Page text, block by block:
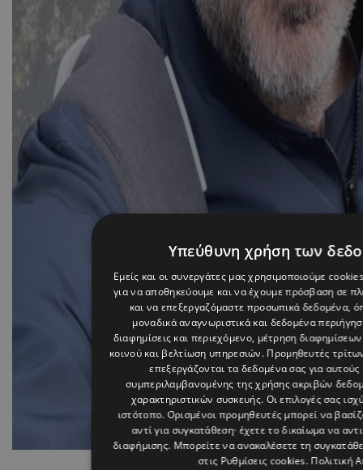
Photo By tasostrifonos On
Υπεύθυνη χρήση των
Εμείς και οι συνεργάτες μας χρησιμοποιούμε
για να αποθηκεύουμε και να έχουμε πρόσβαση σε
και να επεξεργαζόμαστε προσωπικά δεδομένα,
μοναδικά αναγνωριστικά και δεδομένα
διαφημίσεις και περιεχόμενο, μέτρηση
κοινού και βελτίωση υπηρεσιών. Προμηθευτές
επεξεργάζονται τα δεδομένα σας για
συμπεριλαμβανομένης της χρήσης ακριβών
χαρακτηριστικών συσκευής. Οι επιλογές σας
ιστότοπο. Ορισμένοι προμηθευτές μπορεί να
αντί για συγκατάθεση· έχετε το δικαίωμα να
διαφήμισης. Μπορείτε να ανακαλέσετε τη
στις Ρυθμίσεις cookies. Πολιτική